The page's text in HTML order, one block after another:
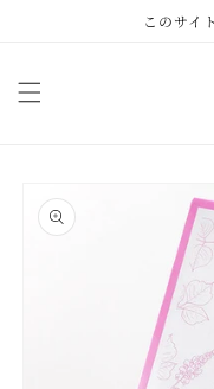
このサイ
報にス
キップ